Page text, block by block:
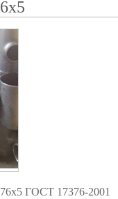
ГОСТ 17376-2001